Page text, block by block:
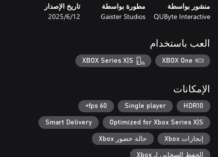
منشور بواسطة
QUByte Interactive
مطورة بواسطة
Gaister Studios
تاريخ الإصدار
12‏/6‏/2025
العب باستخدام
XBOX One
XBOX Series X|S
الإمكانات
HDR10
Single player
60 fps+
Optimized for Xbox Series X|S
Smart Delivery
إنجازات Xbox حالة حضور Xbox
الحفظ السحابي لـ Xbox